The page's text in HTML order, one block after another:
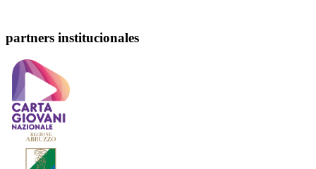
partners institucionales